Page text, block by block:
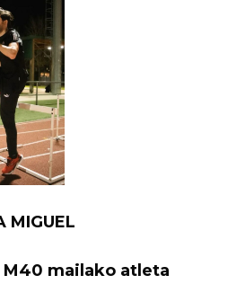
M40 mailako atleta